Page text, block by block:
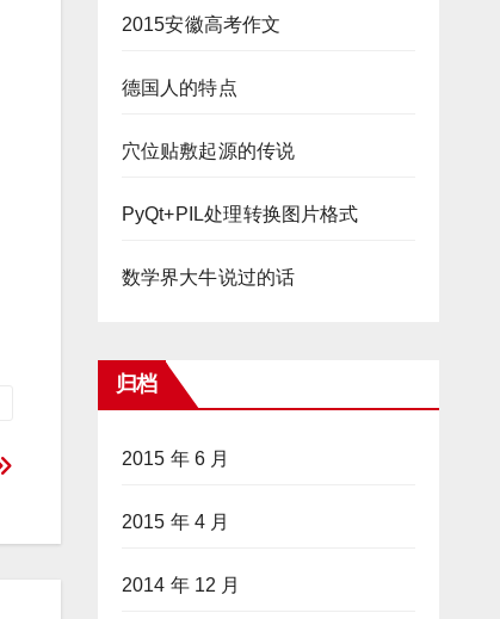
2015安徽高考作文
德国人的特点
穴位贴敷起源的传说
PyQt+PIL处理转换图片格式
数学界大牛说过的话
归档
2015 年 6 月
2015 年 4 月
2014 年 12 月